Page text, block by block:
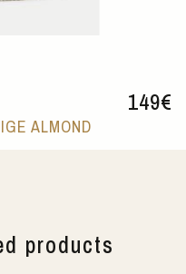
149€
ALMOND
products